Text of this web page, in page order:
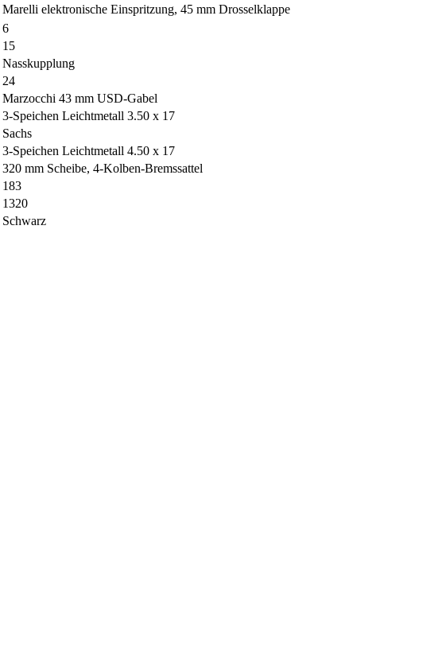
Marelli elektronische Einspritzung, 45 mm Drosselklappe
6
15
Nasskupplung
24
Marzocchi 43 mm USD-Gabel
3-Speichen Leichtmetall 3.50 x 17
Sachs
3-Speichen Leichtmetall 4.50 x 17
320 mm Scheibe, 4-Kolben-Bremssattel
183
1320
Schwarz